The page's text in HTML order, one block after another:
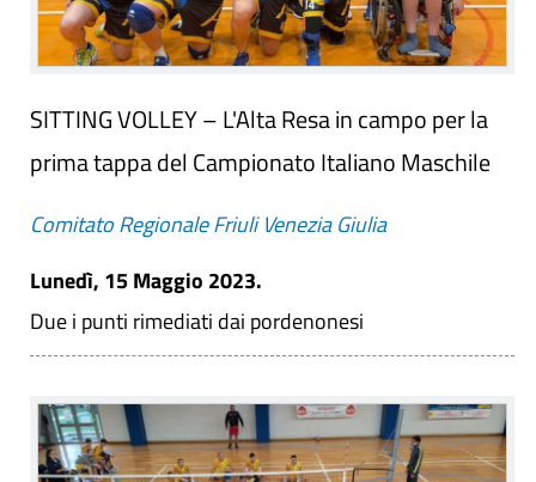
SITTING VOLLEY – L'Alta Resa in campo per la
prima tappa del Campionato Italiano Maschile
Comitato Regionale Friuli Venezia Giulia
Lunedì, 15 Maggio 2023.
Due i punti rimediati dai pordenonesi